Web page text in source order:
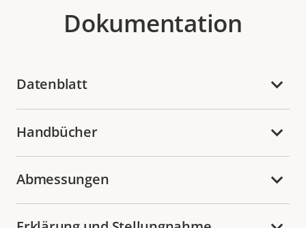
Dokumentation
Datenblatt
Handbücher
Abmessungen